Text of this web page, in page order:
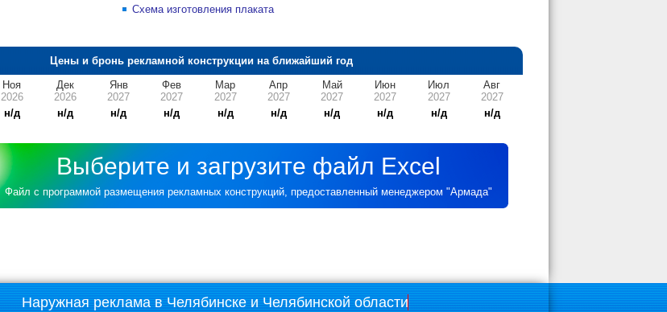
Схема изготовления плаката
Цены и бронь рекламной конструкции на ближайший год
Ноя
2026
н/д
Дек
2026
н/д
Янв
2027
н/д
Фев
2027
н/д
Мар
2027
н/д
Апр
2027
н/д
Май
2027
н/д
Июн
2027
н/д
Июл
2027
н/д
Авг
2027
н/д
Выберите и загрузите файл Excel
Файл с программой размещения рекламных конструкций, предоставленный менеджером "Армада"
Наружная реклама в Челябинске и Челябинской области